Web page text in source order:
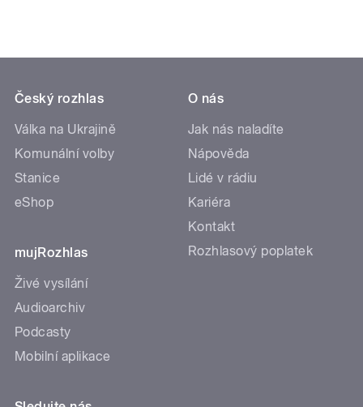
Český rozhlas
Válka na Ukrajině
Komunální volby
Stanice
eShop
mujRozhlas
Živé vysílání
Audioarchiv
Podcasty
Mobilní aplikace
O nás
Jak nás naladíte
Nápověda
Lidé v rádiu
Kariéra
Kontakt
Rozhlasový poplatek